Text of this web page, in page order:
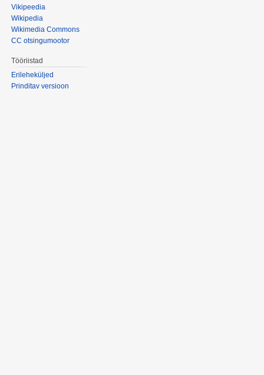
Vikipeedia
Wikipedia
Wikimedia Commons
CC otsingumootor
Tööriistad
Erileheküljed
Prinditav versioon